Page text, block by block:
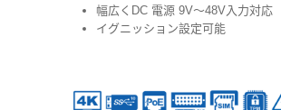
幅広くDC 電源 9V～48V入力対応
イグニッション設定可能